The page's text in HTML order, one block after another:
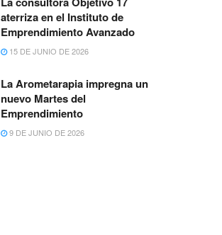
aterriza en el Instituto de
Emprendimiento Avanzado
15 DE JUNIO DE 2026
La Arometarapia impregna un
nuevo Martes del
Emprendimiento
9 DE JUNIO DE 2026